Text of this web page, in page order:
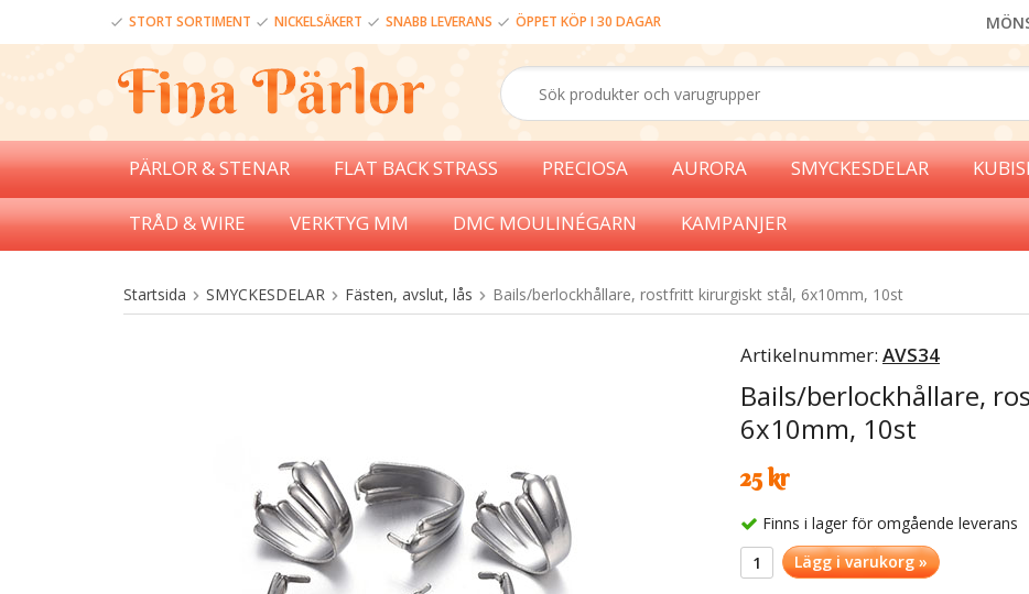
STORT SORTIMENT NICKELSÄKERT SNABB LEVERANS ÖPPET KÖP I 30 DAGAR
PÄRLOR & STENAR FLAT BACK STRASS PRECIOSA AURORA SMYCKESDELAR
TRÅD & WIRE VERKTYG MM DMC MOULINÉGARN KAMPANJER
Startsida SMYCKESDELAR Fästen, avslut, lås Bails/berlockhållare, rostfritt kirurgiskt stål, 6x10mm, 10st
Artikelnummer: AVS34
Bails/berlockhållare,
6x10mm, 10st
25 kr
Finns i lager för omgående leverans
Lägg i varukorg »